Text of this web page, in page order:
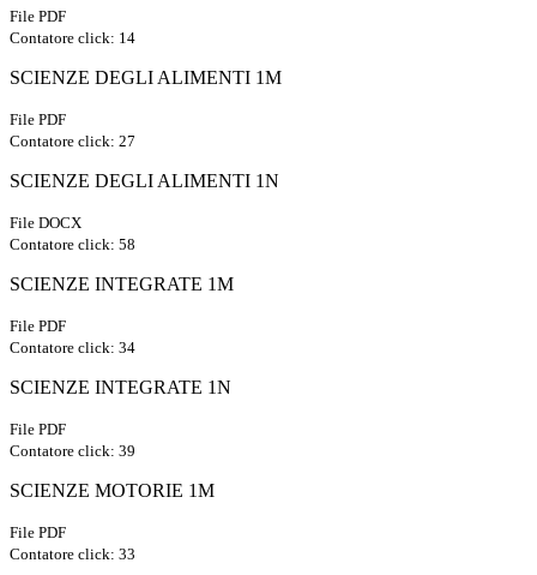
File PDF
Contatore click: 14
SCIENZE DEGLI ALIMENTI 1M
File PDF
Contatore click: 27
SCIENZE DEGLI ALIMENTI 1N
File DOCX
Contatore click: 58
SCIENZE INTEGRATE 1M
File PDF
Contatore click: 34
SCIENZE INTEGRATE 1N
File PDF
Contatore click: 39
SCIENZE MOTORIE 1M
File PDF
Contatore click: 33